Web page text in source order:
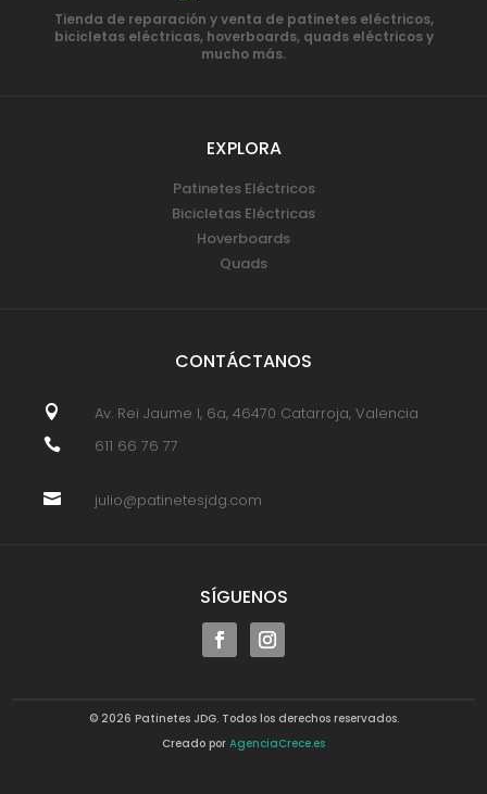
Tienda de reparación y venta de patinetes eléctricos,
bicicletas eléctricas, hoverboards, quads eléctricos y
mucho más.
EXPLORA
Patinetes Eléctricos
Bicicletas Eléctricas
Hoverboards
Quads
CONTÁCTANOS
 Av. Rei Jaume I, 6a, 46470 Catarroja, Valencia
 611 66 76 77
 julio@patinetesjdg.com
SÍGUENOS
© 2026 Patinetes JDG. Todos los derechos reservados.
Creado por AgenciaCrece.es